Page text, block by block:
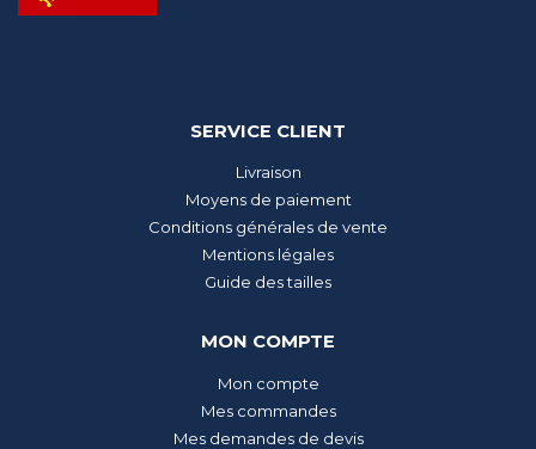
SERVICE CLIENT
Livraison
Moyens de paiement
Conditions générales de vente
Mentions légales
Guide des tailles
MON COMPTE
Mon compte
Mes commandes
Mes demandes de devis